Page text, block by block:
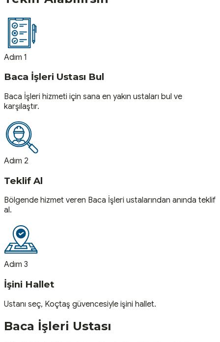
Adım 1
Baca İşleri Ustası Bul
Baca İşleri hizmeti için sana en yakın ustaları bul ve
karşılaştır.
Adım 2
Teklif Al
Bölgende hizmet veren Baca İşleri ustalarından anında teklif
al.
Adım 3
İşini Hallet
Ustanı seç, Koçtaş güvencesiyle işini hallet.
Baca İşleri Ustası